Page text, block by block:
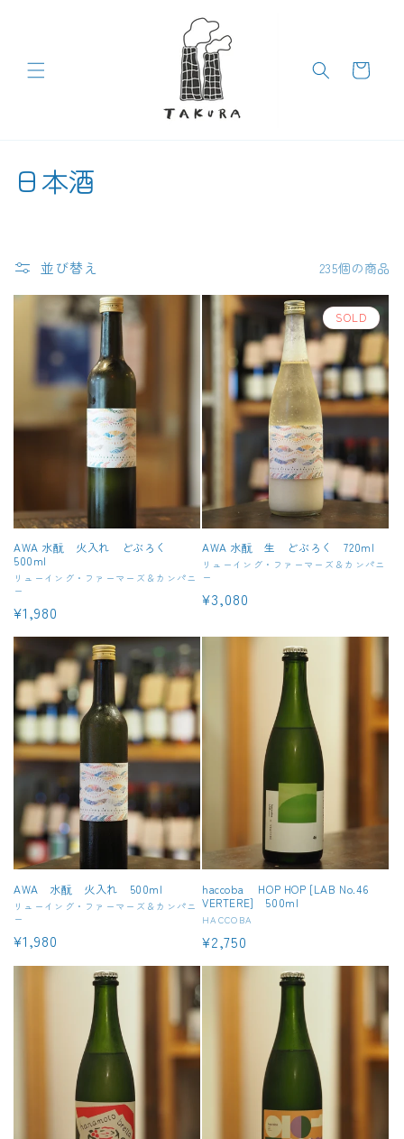
ー
コ
シ
ョ
日本酒
並び替え 235個の商品
AWA 水酛 火入れ どぶろく
500ml
販
元:
リューイング・ファーマーズ＆カンパニ
ー
通
常
価
格
¥1,980
SOLD
AWA 水酛 生 どぶろく 720ml
販
元:
リューイング・ファーマーズ＆カンパニ
ー
通
価
¥3,080
AWA 水酛 火入れ 500ml
販
元:
リューイング・ファーマーズ＆カンパニ
ー
通
常
¥1,980
haccoba HOP HOP [LAB No.46
VERTERE] 500ml
販
売
HACCOBA
通
常
¥2,750